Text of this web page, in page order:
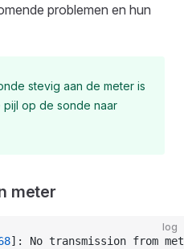
problemen en hun
stevig aan de meter is
op de sonde naar
meter
log
]: No transmission from